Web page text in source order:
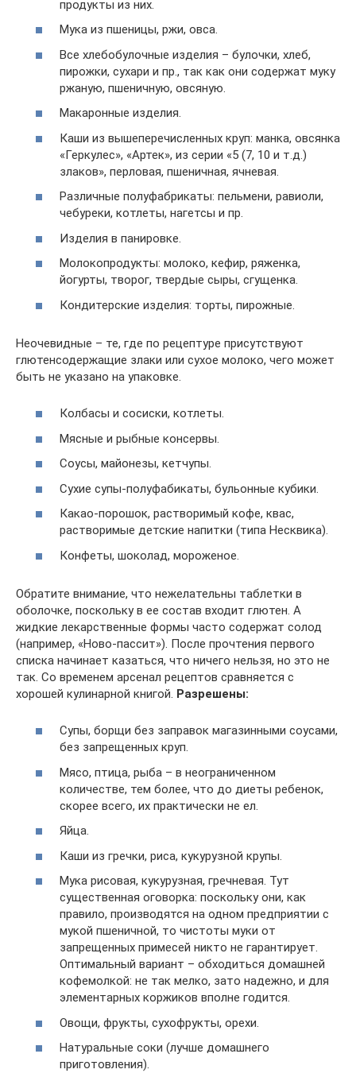
продукты из них.
Мука из пшеницы, ржи, овса.
Все хлебобулочные изделия – булочки, хлеб,
пирожки, сухари и пр., так как они содержат муку
ржаную, пшеничную, овсяную.
Макаронные изделия.
Каши из вышеперечисленных круп: манка, овсянка
«Геркулес», «Артек», из серии «5 (7, 10 и т.д.)
злаков», перловая, пшеничная, ячневая.
Различные полуфабрикаты: пельмени, равиоли,
чебуреки, котлеты, нагетсы и пр.
Изделия в панировке.
Молокопродукты: молоко, кефир, ряженка,
йогурты, творог, твердые сыры, сгущенка.
Кондитерские изделия: торты, пирожные.
Неочевидные – те, где по рецептуре присутствуют
глютенсодержащие злаки или сухое молоко, чего может
быть не указано на упаковке.
Колбасы и сосиски, котлеты.
Мясные и рыбные консервы.
Соусы, майонезы, кетчупы.
Сухие супы-полуфабикаты, бульонные кубики.
Какао-порошок, растворимый кофе, квас,
растворимые детские напитки (типа Несквика).
Конфеты, шоколад, мороженое.
Обратите внимание, что нежелательны таблетки в
оболочке, поскольку в ее состав входит глютен. А
жидкие лекарственные формы часто содержат солод
(например, «Ново-пассит»). После прочтения первого
списка начинает казаться, что ничего нельзя, но это не
так. Со временем арсенал рецептов сравняется с
хорошей кулинарной книгой. Разрешены:
Супы, борщи без заправок магазинными соусами,
без запрещенных круп.
Мясо, птица, рыба – в неограниченном
количестве, тем более, что до диеты ребенок,
скорее всего, их практически не ел.
Яйца.
Каши из гречки, риса, кукурузной крупы.
Мука рисовая, кукурузная, гречневая. Тут
существенная оговорка: поскольку они, как
правило, производятся на одном предприятии с
мукой пшеничной, то чистоты муки от
запрещенных примесей никто не гарантирует.
Оптимальный вариант – обходиться домашней
кофемолкой: не так мелко, зато надежно, и для
элементарных коржиков вполне годится.
Овощи, фрукты, сухофрукты, орехи.
Натуральные соки (лучше домашнего
приготовления).